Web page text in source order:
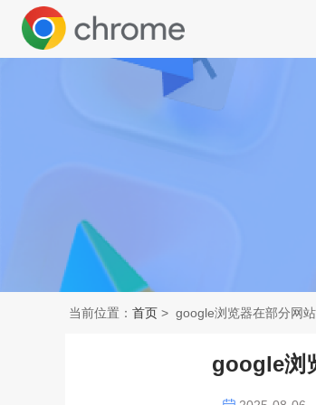
当前位置： 首页 > google浏览器在部分网
google浏